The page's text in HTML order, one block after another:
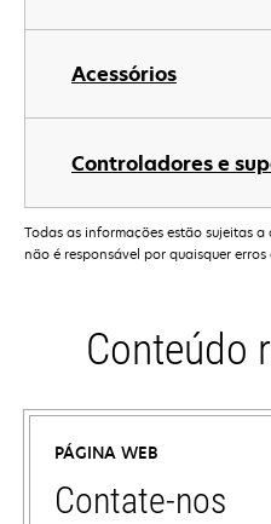
Acessórios
Controladores e
Todas as informações estão sujeitas
não é responsável por quaisquer erros
Conteúdo
PÁGINA WEB
Contate-nos